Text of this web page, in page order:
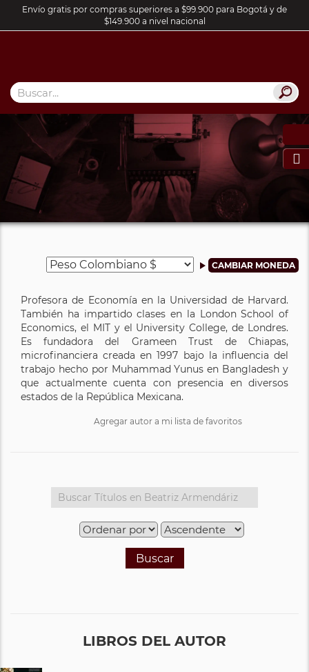
Envío gratis por compras superiores a $99.900 para Bogotá y de
$149.900 a nivel nacional

Profesora de Economía en la Universidad de Harvard.
También ha impartido clases en la London School of
Economics, el MIT y el University College, de Londres.
Es fundadora del Grameen Trust de Chiapas,
microfinanciera creada en 1997 bajo la influencia del
trabajo hecho por Muhammad Yunus en Bangladesh y
que actualmente cuenta con presencia en diversos
estados de la República Mexicana.
Agregar autor a mi lista de favoritos
Buscar
LIBROS DEL AUTOR